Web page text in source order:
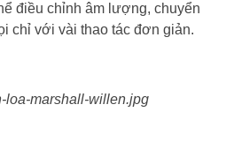
điều chỉnh âm lượng, chuyển
chỉ với vài thao tác đơn giản.